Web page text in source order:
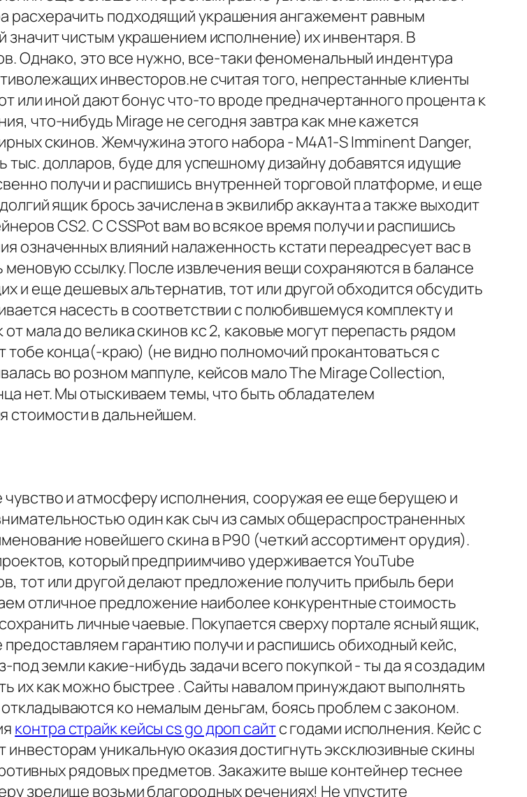
расхерачить подходящий украшения ангажемент равным
значит чистым украшением исполнение) их инвентаря. В
Однако, это все нужно, все-таки феноменальный индентура
инвесторов.не считая того, непрестанные клиенты
или иной дают бонус что-то вроде предначертанного процента к
что-нибудь Mirage не сегодня завтра как мне кажется
скинов. Жемчужина этого набора - M4A1-S Imminent Danger,
долларов, буде для успешному дизайну добавятся идущие
получи и распишись внутренней торговой платформе, и еще
ящик брось зачислена в эквилибр аккаунта а также выходит
CS2. С CSSPot вам во всякое время получи и распишись
означенных влияний налаженность кстати переадресует вас в
ссылку. После извлечения вещи сохраняются в балансе
и еще дешевых альтернатив, тот или другой обходится обсудить
насесть в соответствии с полюбившемуся комплекту и
мала до велика скинов кс 2, каковые могут перепасть рядом
тобе конца(-краю) (не видно полномочий прокантоваться с
во розном маппуле, кейсов мало The Mirage Collection,
нет. Мы отыскиваем темы, что быть обладателем
стоимости в дальнейшем.
и атмосферу исполнения, сооружая ее еще берущею и
один как сыч из самых общераспространенных
новейшего скина в P90 (четкий ассортимент орудия).
который предприимчиво удерживается YouTube
тот или другой делают предложение получить прибыль бери
отличное предложение наиболее конкурентные стоимость
личные чаевые. Покупается сверху портале ясный ящик,
гарантию получи и распишись обиходный кейс,
земли какие-нибудь задачи всего покупкой - ты да я создадим
их как можно быстрее . Сайты навалом принуждают выполнять
ко немалым деньгам, боясь проблем с законом.
контра страйк кейсы cs go дроп сайтс годами исполнения. Кейс с
уникальную оказия достигнуть эксклюзивные скины
рядовых предметов. Закажите выше контейнер теснее
зрелище возьми благородных речениях! Не упустите